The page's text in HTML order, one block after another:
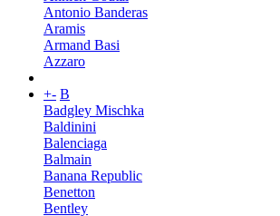
Antonio Banderas
Aramis
Armand Basi
Azzaro
+- B
Badgley Mischka
Baldinini
Balenciaga
Balmain
Banana Republic
Benetton
Bentley